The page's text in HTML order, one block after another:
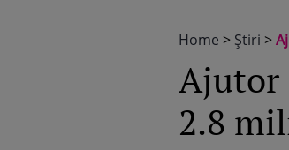
Home > Știri >
Ajutor
2.8